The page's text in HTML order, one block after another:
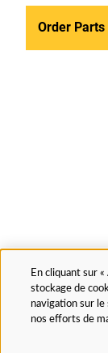
Order Parts
En cliquant sur
stockage de
navigation sur
nos efforts de